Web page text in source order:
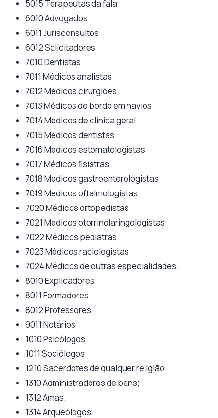
5015 Terapeutas da fala
6010 Advogados
6011 Jurisconsultos
6012 Solicitadores
7010 Dentistas
7011 Médicos analistas
7012 Médicos cirurgiões
7013 Médicos de bordo em navios
7014 Médicos de clínica geral
7015 Médicos dentistas
7016 Médicos estomatologistas
7017 Médicos fisiatras
7018 Médicos gastroenterologistas
7019 Médicos oftalmologistas
7020 Médicos ortopedistas
7021 Médicos otorrinolaringologistas
7022 Médicos pediatras
7023 Médicos radiologistas
7024 Médicos de outras especialidades.
8010 Explicadores
8011 Formadores
8012 Professores
9011 Notários
1010 Psicólogos
1011 Sociólogos
1210 Sacerdotes de qualquer religião
1310 Administradores de bens;
1312 Amas;
1314 Arqueólogos;